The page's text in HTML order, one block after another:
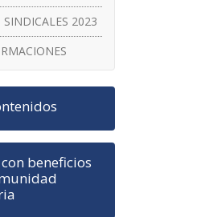
SINDICALES 2023
beneficios